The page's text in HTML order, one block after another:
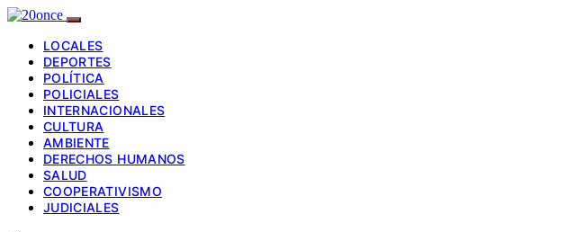
LOCALES
DEPORTES
POLÍTICA
POLICIALES
INTERNACIONALES
CULTURA
AMBIENTE
DERECHOS HUMANOS
SALUD
COOPERATIVISMO
JUDICIALES